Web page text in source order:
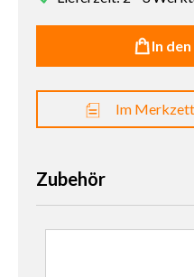
In
Im
Zubehör